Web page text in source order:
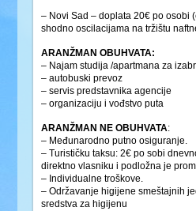
– Novi Sad – doplata 20€ po osobi
shodno oscilacijama na tržištu
ARANŽMAN OBUHVATA:
– Najam studija /apartmana za
– autobuski prevoz
– servis predstavnika agencije
– organizaciju i vođstvo puta
ARANŽMAN NE OBUHVATA:
– Međunarodno putno osiguranje.
– Turističku taksu: 2€ po sobi
direktno vlasniku i podložna je
– Individualne troškove.
– Održavanje higijene smeštajnih
sredstva za higijenu